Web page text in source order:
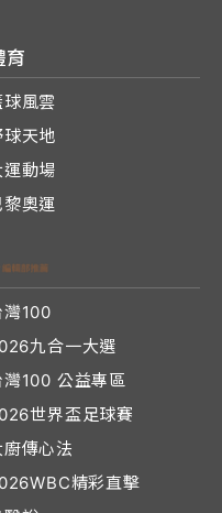
育
球風雲
球天地
運動場
黎奧運
灣100
九合一大選
灣100 公益專區
世界盃足球賽
廚傳心法
精彩直擊